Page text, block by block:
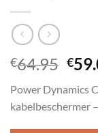
€64.95
was:
€
Power Dynamics
kabelbeschermer